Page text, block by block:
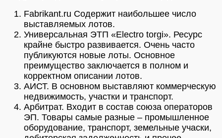
Fabrikant.ru Содержит наибольшее число
выставляемых лотов.
Универсальная ЭТП «Electro torgi». Ресурс
крайне быстро развивается. Очень часто
публикуются новые лоты. Основное
преимущество заключается в полном и
корректном описании лотов.
АИСТ. В основном выставляют коммерческую
недвижимость, участки и транспорт.
Арбитрат. Входит в состав союза операторов
ЭП. Товары самые разные – промышленное
оборудование, транспорт, земельные учаски,